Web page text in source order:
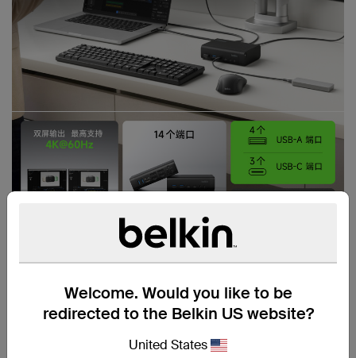
Welcome. Would you like to be
redirected to the Belkin US website?
United States